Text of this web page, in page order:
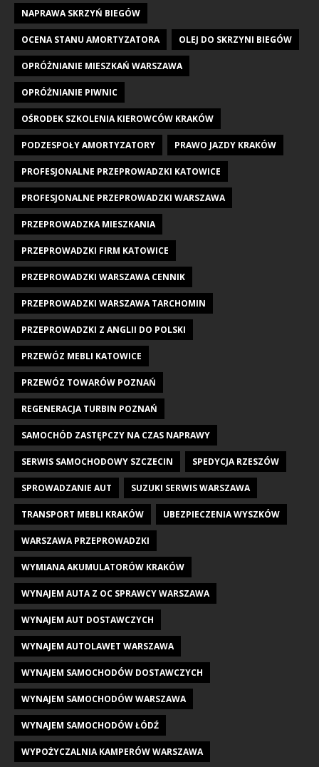
NAPRAWA SKRZYŃ BIEGÓW
OCENA STANU AMORTYZATORA OLEJ DO SKRZYNI BIEGÓW
OPRÓŻNIANIE MIESZKAŃ WARSZAWA
OPRÓŻNIANIE PIWNIC
OŚRODEK SZKOLENIA KIEROWCÓW KRAKÓW
PODZESPOŁY AMORTYZATORY PRAWO JAZDY KRAKÓW
PROFESJONALNE PRZEPROWADZKI KATOWICE
PROFESJONALNE PRZEPROWADZKI WARSZAWA
PRZEPROWADZKA MIESZKANIA
PRZEPROWADZKI FIRM KATOWICE
PRZEPROWADZKI WARSZAWA CENNIK
PRZEPROWADZKI WARSZAWA TARCHOMIN
PRZEPROWADZKI Z ANGLII DO POLSKI
PRZEWÓZ MEBLI KATOWICE
PRZEWÓZ TOWARÓW POZNAŃ
REGENERACJA TURBIN POZNAŃ
SAMOCHÓD ZASTĘPCZY NA CZAS NAPRAWY
SERWIS SAMOCHODOWY SZCZECIN SPEDYCJA RZESZÓW
SPROWADZANIE AUT SUZUKI SERWIS WARSZAWA
TRANSPORT MEBLI KRAKÓW UBEZPIECZENIA WYSZKÓW
WARSZAWA PRZEPROWADZKI
WYMIANA AKUMULATORÓW KRAKÓW
WYNAJEM AUTA Z OC SPRAWCY WARSZAWA
WYNAJEM AUT DOSTAWCZYCH
WYNAJEM AUTOLAWET WARSZAWA
WYNAJEM SAMOCHODÓW DOSTAWCZYCH
WYNAJEM SAMOCHODÓW WARSZAWA
WYNAJEM SAMOCHODÓW ŁÓDŹ
WYPOŻYCZALNIA KAMPERÓW WARSZAWA